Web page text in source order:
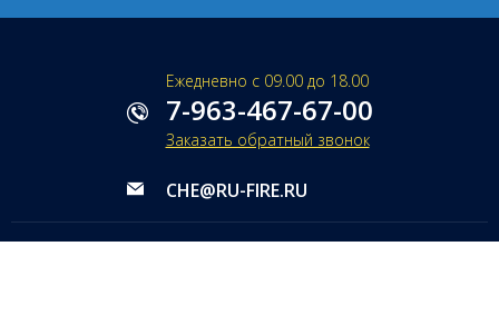
Ежедневно с 09.00 до 18.00
7-963-467-67-00
Заказать обратный звонок
CHE@RU-FIRE.RU